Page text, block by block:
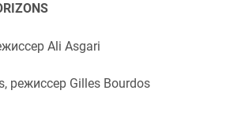
Ali Asgari
режиссер Gilles Bourdos